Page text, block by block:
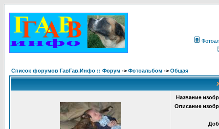
Список форумов ГавГав.Инфо :: Форум -> Фотоальбом -> Общая
Название
Описание